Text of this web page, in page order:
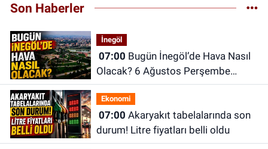
Son Haberler
İnegöl
07:00
Olacak? 6 Ağustos Perşembe
İnegöl Hava Durumu
Ekonomi
07:00
durum! Litre fiyatları belli oldu